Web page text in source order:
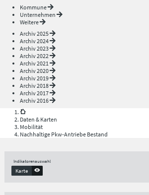
Kommune
Unternehmen
Weitere
Archiv 2025
Archiv 2024
Archiv 2023
Archiv 2022
Archiv 2021
Archiv 2020
Archiv 2019
Archiv 2018
Archiv 2017
Archiv 2016
Daten & Karten
Mobilität
Nachhaltige Pkw-Antriebe Bestand
Indikatorenauswahl
Karte